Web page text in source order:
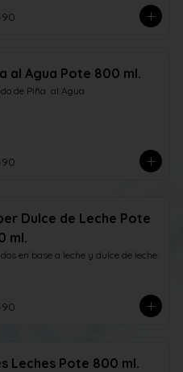
al Agua Pote 800 ml.
de Piña  al Agua
Dulce de Leche Pote
ml.
en base a leche y dulce de leche.
Leches Pote 800 ml.